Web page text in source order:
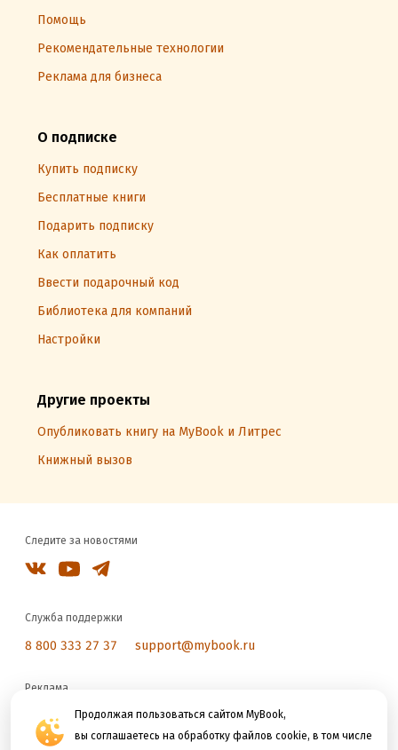
Продолжая пользоваться сайтом MyBook,
вы соглашаетесь на обработку файлов cookie, в том числе
Помощь
Рекомендательные технологии
Реклама для бизнеса
О подписке
Купить подписку
Бесплатные книги
Подарить подписку
Как оплатить
Ввести подарочный код
Библиотека для компаний
Настройки
Другие проекты
Опубликовать книгу на MyBook и Литрес
Книжный вызов
Следите за новостями
Служба поддержки
8 800 333 27 37 support@mybook.ru
Реклама
reklama@litres.ru